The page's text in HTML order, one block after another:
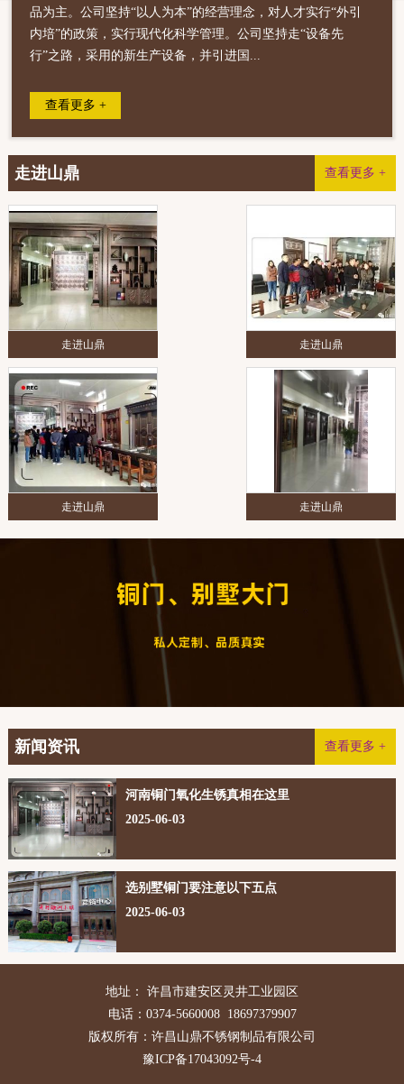
品为主。公司坚持“以人为本”的经营理念，对人才实行“外引
内培”的政策，实行现代化科学管理。公司坚持走“设备先
行”之路，采用的新生产设备，并引进国...
查看更多 +
查看更多 +
走进山鼎
走进山鼎 走进山鼎
走进山鼎 走进山鼎
查看更多 +
新闻资讯
河南铜门氧化生锈真相在这里
2025-06-03
选别墅铜门要注意以下五点
2025-06-03
地址： 许昌市建安区灵井工业园区
电话：0374-5660008 18697379907
版权所有：许昌山鼎不锈钢制品有限公司
豫ICP备17043092号-4